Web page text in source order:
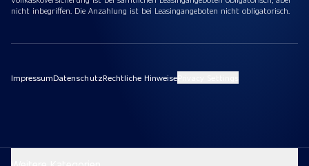
nicht inbegriffen. Die Anzahlung ist bei Leasingangeboten nicht obligatorisch.
ImpressumDatenschutzRechtliche Hinweise